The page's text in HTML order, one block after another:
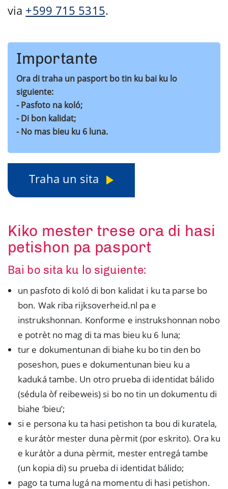
via +599 715 5315.
Importante
Ora di traha un pasport bo tin ku bai ku lo
siguiente:
- Pasfoto na koló;
- Di bon kalidat;
- No mas bieu ku 6 luna.
Traha un sita
Kiko mester trese ora di hasi
petishon pa pasport
Bai bo sita ku lo siguiente:
un pasfoto di koló di bon kalidat i ku ta parse bo
bon. Wak riba rijksoverheid.nl pa e
instrukshonnan. Konforme e instrukshonnan nobo
e potrèt no mag di ta mas bieu ku 6 luna;
tur e dokumentunan di biahe ku bo tin den bo
poseshon, pues e dokumentunan bieu ku a
kaduká tambe. Un otro prueba di identidat bálido
(sédula òf reibeweis) si bo no tin un dokumentu di
biahe ‘bieu’;
si e persona ku ta hasi petishon ta bou di kuratela,
e kurátòr mester duna pèrmit (por eskrito). Ora ku
e kurátòr a duna pèrmit, mester entregá tambe
(un kopia di) su prueba di identidat bálido;
pago ta tuma lugá na momentu di hasi petishon.